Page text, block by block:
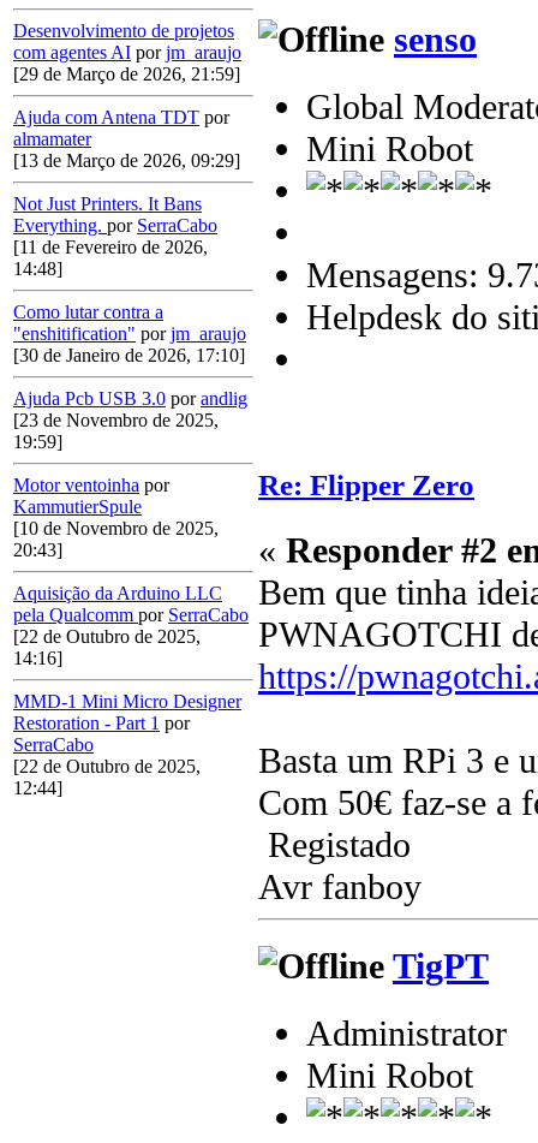
Desenvolvimento de projetos
com agentes AI porjm_araujo
[29 de Março de 2026, 21:59]
Ajuda com Antena TDT por
almamater
[13 de Março de 2026, 09:29]
Not Just Printers. It Bans
Everything. por SerraCabo
[11 de Fevereiro de 2026,
14:48]
Como lutar contra a
"enshitification" porjm_araujo
[30 de Janeiro de 2026, 17:10]
Ajuda Pcb USB 3.0 porandlig
[23 de Novembro de 2025,
19:59]
Motor ventoinha por
KammutierSpule
[10 de Novembro de 2025,
20:43]
Aquisição da Arduino LLC
pela Qualcomm por SerraCabo
[22 de Outubro de 2025,
14:16]
MMD-1 Mini Micro Designer
Restoration - Part 1 por
SerraCabo
[22 de Outubro de 2025,
12:44]
senso
Global
Mini Robot
Mensagens:
Helpdesk do
Re: Flipper Zero
« Responder #2
Bem que tinha
PWNAGOTCHI
https://
Basta um RPi 3 e
Com 50€ faz-se a
Registado
Avr fanboy
TigPT
Administrator
Mini Robot